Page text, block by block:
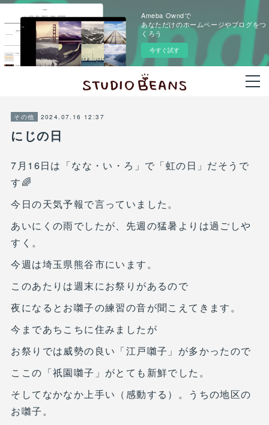
Ameba Owndで
あなただけのホームページやブログをつ
くろう
今すぐ試す
その他 2024.07.16 12:37
にじの日
7月16日は「なな・い・ろ」で「虹の日」だそうで
す🌈
今日の天気予報で言っていました。
あいにくの雨でしたが、先週の猛暑よりは過ごしや
すく。
今週は埼玉県熊谷市にいます。
このあたりは週末にお祭りがあるので
夜になるとお囃子の練習の音が聞こえてきます。
今まであちこちに住みましたが
お祭りでは威勢の良い「江戸囃子」が多かったので
ここの「祇園囃子」がとても新鮮でした。
そしてなかなか上手い（感動する）。うちの地区の
お囃子。